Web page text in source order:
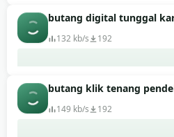
butang digital tunggal
132 kb/s 192
butang klik tenang
149 kb/s 192